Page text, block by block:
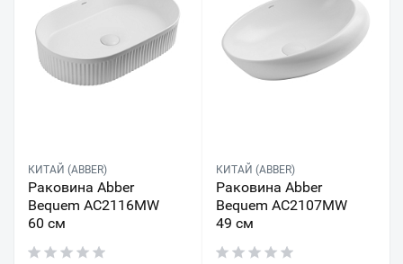
КИТАЙ (ABBER)
Раковина Abber
Bequem AC2116MW
60 см
КИТАЙ (ABBER)
Раковина Abber
Bequem AC2107MW
49 см